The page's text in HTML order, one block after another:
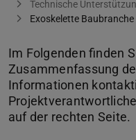
Technische
Exoskelette Baubranche
Im Folgenden finden
Zusammenfassung
Informationen
auf der rechten Seite.